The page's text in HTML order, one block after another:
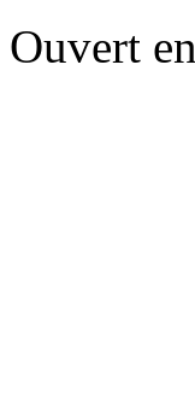
Ouvert